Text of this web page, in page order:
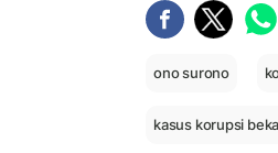
ono surono
kasus korupsi